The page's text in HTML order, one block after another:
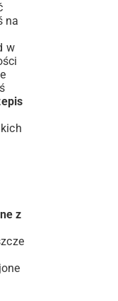
na
w
z